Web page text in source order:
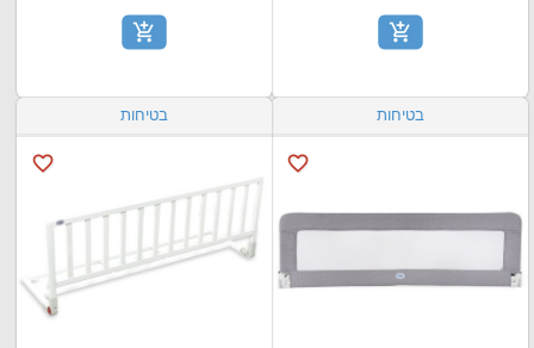
add_shopping_cart
add_shopping_cart
בטיחות
favorite_border
בטיחות
favorite_border